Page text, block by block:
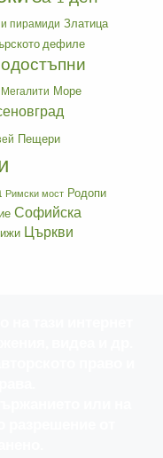
пирамиди Златица
дефиле
Мегалити Море
Пещери
Римски мост Родопи
Софийска
Църкви